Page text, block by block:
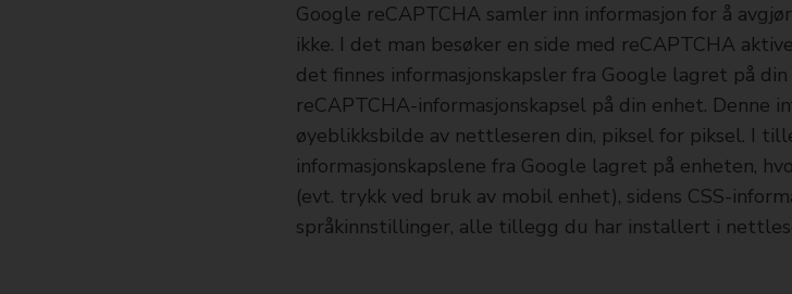
Google reCAPTCHA samler inn informasjon for å
ikke. I det man besøker en side med reCAPTCHA
det finnes informasjonskapsler fra Google lagret på
reCAPTCHA-informasjonskapsel på din enhet. Denne
øyeblikksbilde av nettleseren din, piksel for piksel. I
informasjonskapslene fra Google lagret på enheten,
(evt. trykk ved bruk av mobil enhet), sidens CSS-
språkinnstillinger, alle tillegg du har installert i